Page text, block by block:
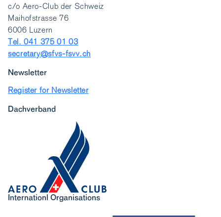
c/o Aero-Club der Schweiz
Maihofstrasse 76
6006 Luzern
Tel. 041 375 01 03
secretary@sfvs-fsvv.ch
Newsletter
Register for Newsletter
Dachverband
Internationl Organisations